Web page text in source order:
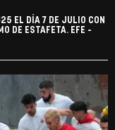
EL DÍA 7 DE JULIO CON
DE ESTAFETA. EFE -